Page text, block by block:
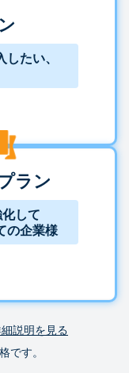
たい、
ラン
して
の企業様
説明を見る
です。